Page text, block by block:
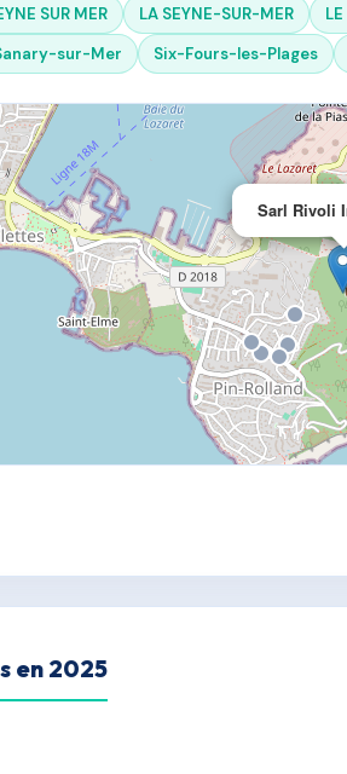
SUR MER LA SEYNE-SUR-MER
sur-Mer Six-Fours-les-Plages
Sarl Rivoli
en 2025